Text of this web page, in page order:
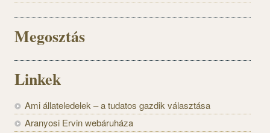
Megosztás
Linkek
Ami állateledelek – a tudatos gazdik választása
Aranyosi Ervin webáruháza